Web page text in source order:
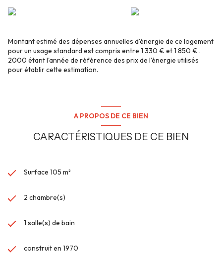
Montant estimé des dépenses annuelles d'énergie de ce logement
pour un usage standard est compris entre 1 330 € et 1 850 € .
2000 étant l'année de référence des prix de l'énergie utilisés
pour établir cette estimation.
A PROPOS DE CE BIEN
CARACTÉRISTIQUES DE CE BIEN
Surface 105 m²
2 chambre(s)
1 salle(s) de bain
construit en 1970